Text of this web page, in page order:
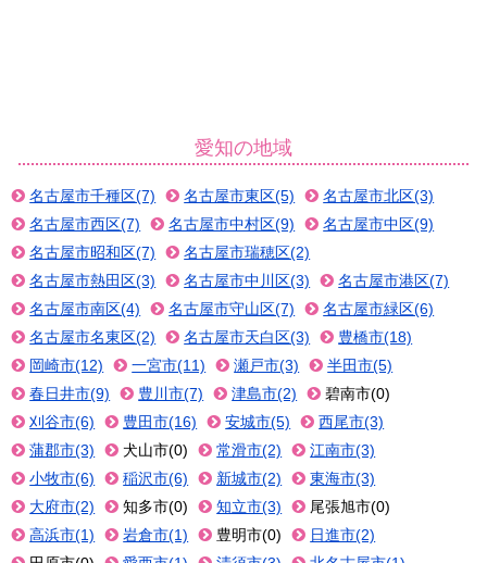
愛知の地域
名古屋市千種区(7) 名古屋市東区(5)
名古屋市北区(3)
名古屋市西区(7)
名古屋市中村区(9)
名古屋市中区(9)
名古屋市昭和区(7)
名古屋市瑞穂区(2)
名古屋市熱田区(3)
名古屋市中川区(3)
名古屋市港区(7)
名古屋市南区(4)
名古屋市守山区(7)
名古屋市緑区(6)
名古屋市名東区(2)
名古屋市天白区(3)
豊橋市(18)
岡崎市(12)
一宮市(11) 瀬戸市(3)
半田市(5)
春日井市(9)
豊川市(7) 津島市(2)
碧南市(0)
刈谷市(6)
豊田市(16) 安城市(5)
西尾市(3)
蒲郡市(3)
犬山市(0) 常滑市(2)
江南市(3)
小牧市(6)
稲沢市(6) 新城市(2)
東海市(3)
大府市(2)
知多市(0) 知立市(3)
尾張旭市(0)
高浜市(1)
岩倉市(1) 豊明市(0)
日進市(2)